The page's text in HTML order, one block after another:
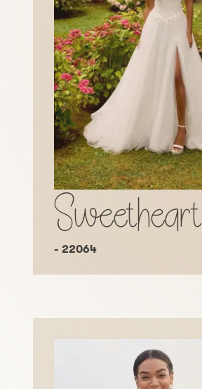
Sweetheart
- 22064